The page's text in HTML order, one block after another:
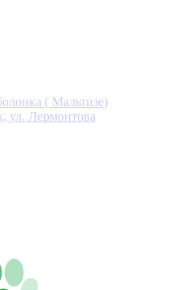
( Мальтизе)
ул. Лермонтова